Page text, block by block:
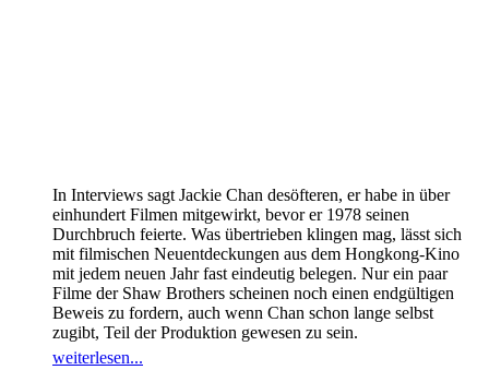
In Interviews sagt Jackie Chan desöfteren, er habe in über
einhundert Filmen mitgewirkt, bevor er 1978 seinen
Durchbruch feierte. Was übertrieben klingen mag, lässt sich
mit filmischen Neuentdeckungen aus dem Hongkong-Kino
mit jedem neuen Jahr fast eindeutig belegen. Nur ein paar
Filme der Shaw Brothers scheinen noch einen endgültigen
Beweis zu fordern, auch wenn Chan schon lange selbst
zugibt, Teil der Produktion gewesen zu sein.
weiterlesen...